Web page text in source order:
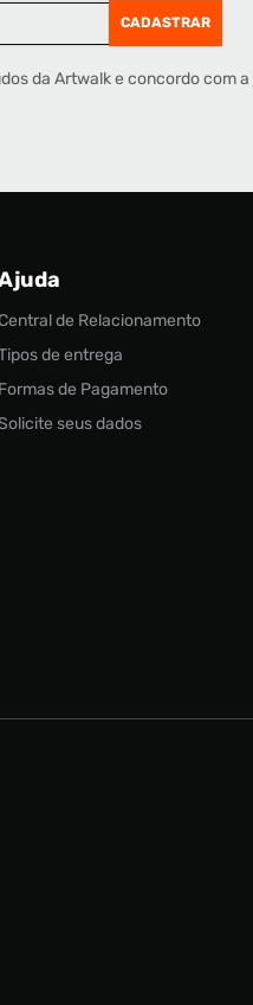
CADASTRAR
da Artwalk e concordo com a
Central de Relacionamento
de entrega
Formas de Pagamento
seus dados